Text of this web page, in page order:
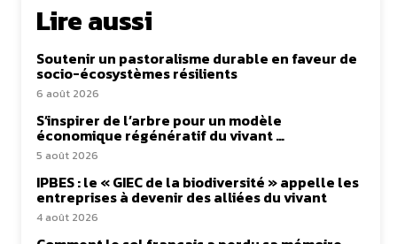
Lire aussi
Soutenir un pastoralisme durable en faveur de
socio-écosystèmes résilients
6 août 2026
S’inspirer de l’arbre pour un modèle
économique régénératif du vivant …
5 août 2026
IPBES : le « GIEC de la biodiversité » appelle les
entreprises à devenir des alliées du vivant
4 août 2026